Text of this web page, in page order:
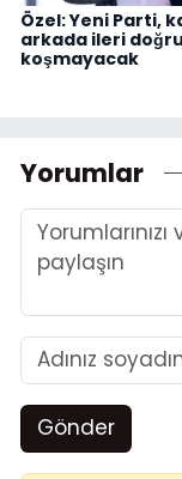
Özel: Yeni Parti,
arkada ileri doğru
koşmayacak
Yorumlar
Gönder